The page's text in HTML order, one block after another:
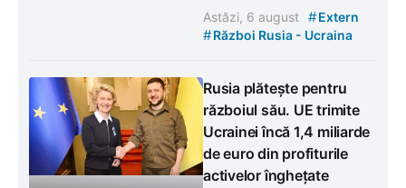
Astăzi, 6 august #Extern
#Război Rusia - Ucraina
Rusia plătește pentru
războiul său. UE trimite
Ucrainei încă 1,4 miliarde
de euro din profiturile
activelor înghețate